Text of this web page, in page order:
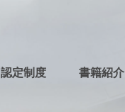
認定制度 書籍紹介